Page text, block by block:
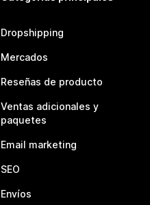
Dropshipping
Mercados
Reseñas de producto
Ventas adicionales y
paquetes
Email marketing
SEO
Envíos